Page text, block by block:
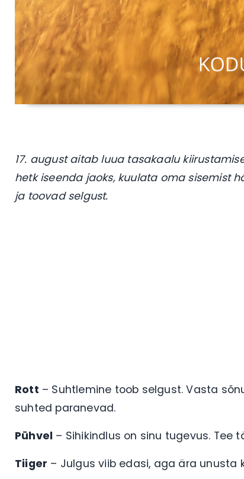
17. august aitab luua tasakaalu
hetk iseenda jaoks, kuulata oma sisemist
ja toovad selgust.
Rott – Suhtlemine toob selgust. Vasta
suhted paranevad.
Pühvel – Sihikindlus on sinu tugevus. Tee
Tiiger – Julgus viib edasi, aga ära unusta